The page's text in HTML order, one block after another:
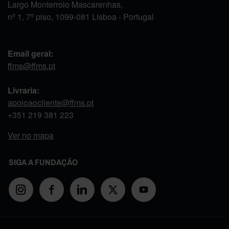
Largo Monterroio Mascarenhas,
nº 1, 7º piso, 1099-081 Lisboa - Portugal
Email geral:
ffms@ffms.pt
Livraria:
apoioaocliente@ffms.pt
+351 219 381 223
Ver no mapa
SIGA A FUNDAÇÃO